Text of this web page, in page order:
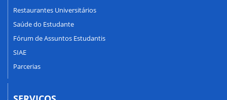
Restaurantes Universitários
Saúde do Estudante
Fórum de Assuntos Estudantis
SIAE
Parcerias